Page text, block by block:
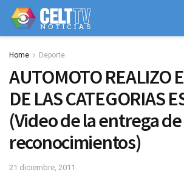
Home Deporte
AUTOMOTO REALIZO
DE LAS CATEGORIAS
(Video de la entrega de
reconocimientos)
21 diciembre, 2011